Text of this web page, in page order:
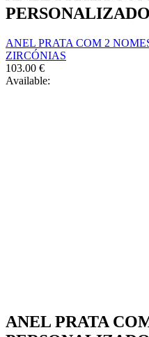
page
may
be
on
ANEL PRATA COM 2
ZIRCÓNIAS
103.00 €
Available:
ANEL PRATA